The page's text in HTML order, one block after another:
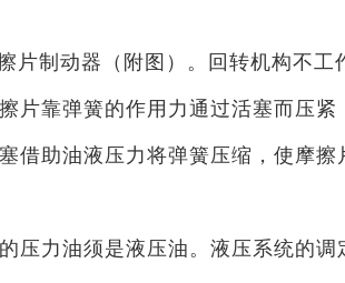
片制动器（附图）。回转机构不工
片靠弹簧的作用力通过活塞而压紧
借助油液压力将弹簧压缩，使摩擦
力油须是液压油。液压系统的调